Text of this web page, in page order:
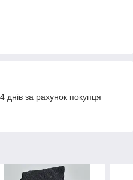
за рахунок покупця